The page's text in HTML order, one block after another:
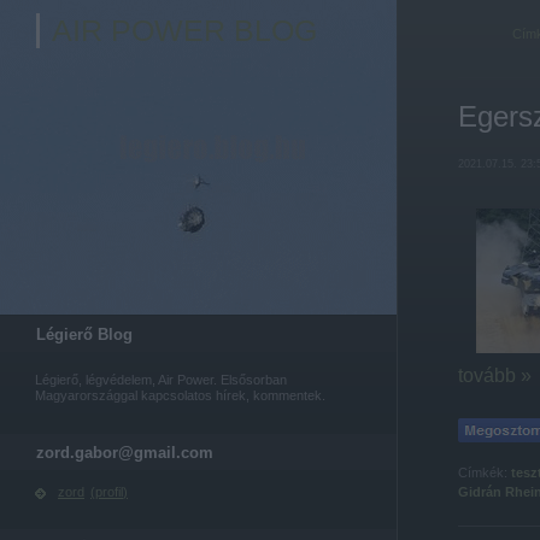
Légierő Blog
Légierő, légvédelem, Air Power. Elsősorban
Magyarországgal kapcsolatos hírek, kommentek.
zord.gabor@gmail.com
zord ( profil )
tovább »
Címkék:
Gidrán